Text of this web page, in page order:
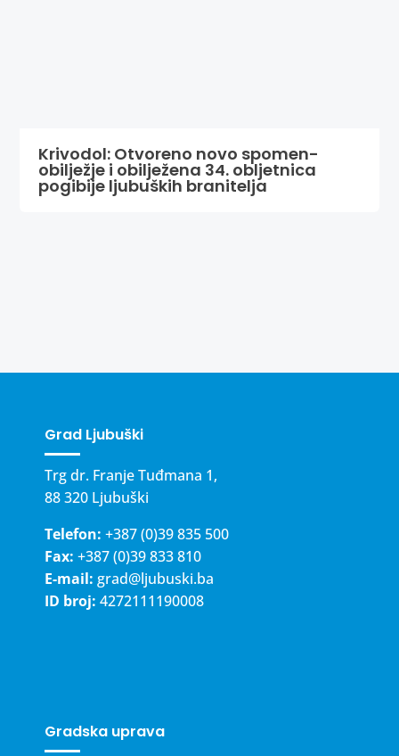
Krivodol: Otvoreno novo spomen-
obilježje i obilježena 34. obljetnica
pogibije ljubuških branitelja
Grad Ljubuški
Trg dr. Franje Tuđmana 1,
88 320 Ljubuški
Telefon: +387 (0)39 835 500
Fax: +387 (0)39 833 810
E-mail: grad@ljubuski.ba
ID broj: 4272111190008
Gradska uprava